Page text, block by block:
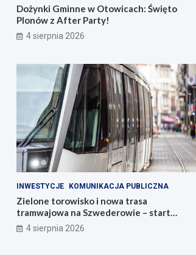
Dożynki Gminne w Otowicach: Święto
Plonów z After Party!
4 sierpnia 2026
INWESTYCJE KOMUNIKACJA PUBLICZNA
Zielone torowisko i nowa trasa
tramwajowa na Szwederowie – start
budowy!
4 sierpnia 2026